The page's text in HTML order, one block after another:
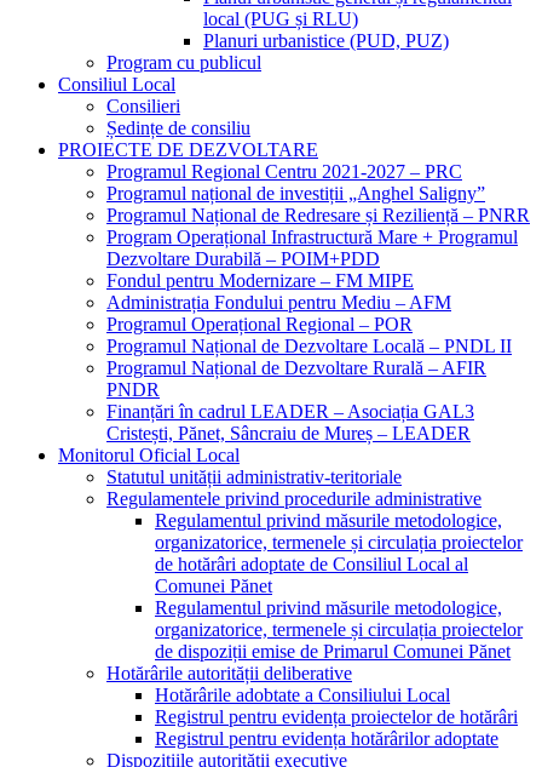
local (PUG și RLU)
Planuri urbanistice (PUD, PUZ)
Program cu publicul
Consiliul Local
Consilieri
Ședințe de consiliu
PROIECTE DE DEZVOLTARE
Programul Regional Centru 2021-2027 – PRC
Programul național de investiții „Anghel Saligny”
Programul Național de Redresare și Reziliență – PNRR
Program Operațional Infrastructură Mare + Programul
Dezvoltare Durabilă – POIM+PDD
Fondul pentru Modernizare – FM MIPE
Administrația Fondului pentru Mediu – AFM
Programul Operațional Regional – POR
Programul Național de Dezvoltare Locală – PNDL II
Programul Național de Dezvoltare Rurală – AFIR
PNDR
Finanțări în cadrul LEADER – Asociația GAL3
Cristești, Pănet, Sâncraiu de Mureș – LEADER
Monitorul Oficial Local
Statutul unității administrativ-teritoriale
Regulamentele privind procedurile administrative
Regulamentul privind măsurile metodologice,
organizatorice, termenele și circulația proiectelor
de hotărâri adoptate de Consiliul Local al
Comunei Pănet
Regulamentul privind măsurile metodologice,
organizatorice, termenele și circulația proiectelor
de dispoziții emise de Primarul Comunei Pănet
Hotărârile autorității deliberative
Hotărârile adobtate a Consiliului Local
Registrul pentru evidența proiectelor de hotărâri
Registrul pentru evidența hotărârilor adoptate
Dispozițiile autorității executive